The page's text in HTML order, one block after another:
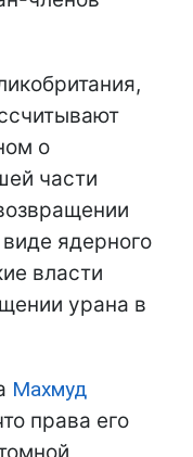
о
части
ядерного
власти
урана в
Махмуд
права его